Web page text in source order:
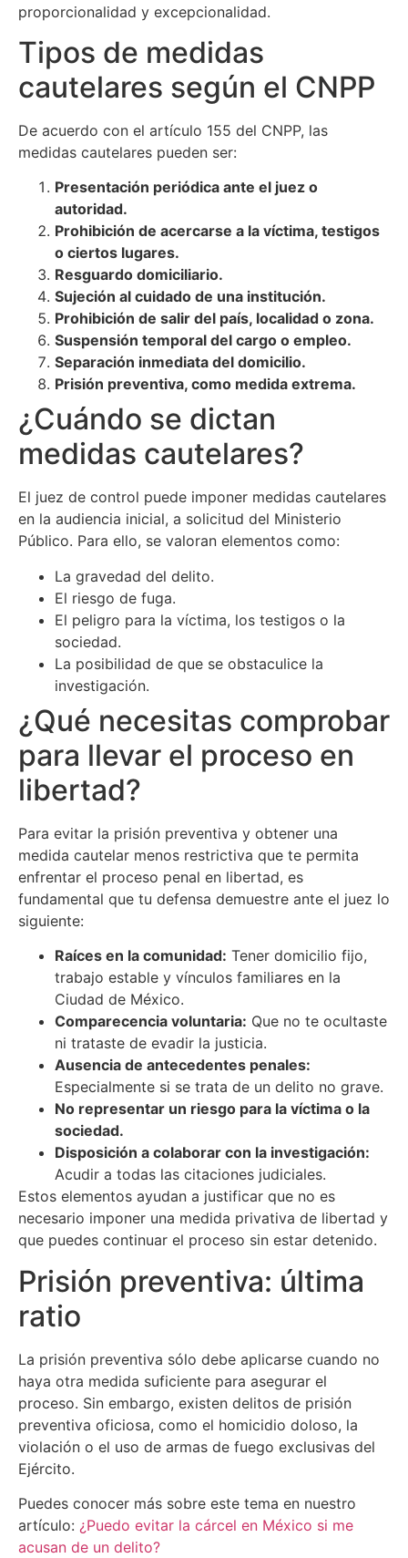
proporcionalidad y excepcionalidad.
Tipos de medidas
cautelares según el CNPP
De acuerdo con el artículo 155 del CNPP, las
medidas cautelares pueden ser:
Presentación periódica ante el juez o
autoridad.
Prohibición de acercarse a la víctima, testigos
o ciertos lugares.
Resguardo domiciliario.
Sujeción al cuidado de una institución.
Prohibición de salir del país, localidad o zona.
Suspensión temporal del cargo o empleo.
Separación inmediata del domicilio.
Prisión preventiva, como medida extrema.
¿Cuándo se dictan
medidas cautelares?
El juez de control puede imponer medidas cautelares
en la audiencia inicial, a solicitud del Ministerio
Público. Para ello, se valoran elementos como:
La gravedad del delito.
El riesgo de fuga.
El peligro para la víctima, los testigos o la
sociedad.
La posibilidad de que se obstaculice la
investigación.
¿Qué necesitas comprobar
para llevar el proceso en
libertad?
Para evitar la prisión preventiva y obtener una
medida cautelar menos restrictiva que te permita
enfrentar el proceso penal en libertad, es
fundamental que tu defensa demuestre ante el juez lo
siguiente:
Raíces en la comunidad: Tener domicilio fijo,
trabajo estable y vínculos familiares en la
Ciudad de México.
Comparecencia voluntaria: Que no te ocultaste
ni trataste de evadir la justicia.
Ausencia de antecedentes penales:
Especialmente si se trata de un delito no grave.
No representar un riesgo para la víctima o la
sociedad.
Disposición a colaborar con la investigación:
Acudir a todas las citaciones judiciales.
Estos elementos ayudan a justificar que no es
necesario imponer una medida privativa de libertad y
que puedes continuar el proceso sin estar detenido.
Prisión preventiva: última
ratio
La prisión preventiva sólo debe aplicarse cuando no
haya otra medida suficiente para asegurar el
proceso. Sin embargo, existen delitos de prisión
preventiva oficiosa, como el homicidio doloso, la
violación o el uso de armas de fuego exclusivas del
Ejército.
Puedes conocer más sobre este tema en nuestro
artículo: ¿Puedo evitar la cárcel en México si me
acusan de un delito?